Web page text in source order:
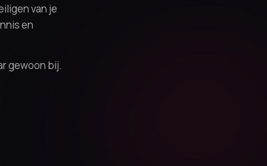
van je
en
gewoon bij.